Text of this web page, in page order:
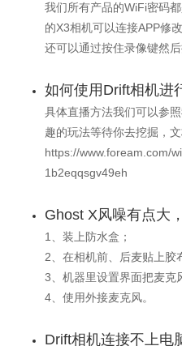
我们所有产品的WiFi密码
的X3相机可以连接APP修
还可以通过按住录像键然
如何使用Drift相机进
具体直播方法我们可以参
趣的玩法等待你去挖掘，文
https://www.foream.com/
1b2eqqsgv49eh
Ghost X风噪有点大
1、装上防水盒；
2、在相机前、后麦贴上胶
3、机器里设置界面把麦克
4、使用外接麦克风。
Drift相机连接不上电